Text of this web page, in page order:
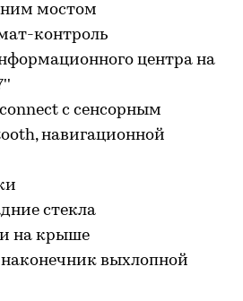
мостом
контроль
центра на
с сенсорным
навигационной
стекла
на крыше
выхлопной